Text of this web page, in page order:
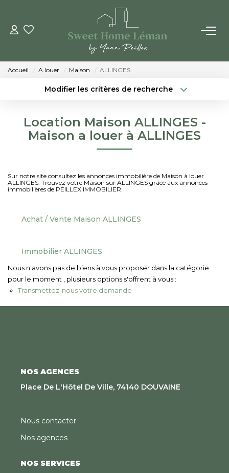
ACHETER
VENDRE
LES AGENCES
Notre Équipe
CONTACT
EN
Accueil A louer Maison ALLINGES
Modifier les critères de recherche
Surface min Budget max
Location Maison ALLINGES -
Maison a louer à ALLINGES
Sur notre site consultez les annonces immobilière de Maison à louer
ALLINGES. Trouvez votre Maison sur ALLINGES grâce aux annonces
immobilières de PEILLEX IMMOBILIER.
Achat / Vente Maison ALLINGES
Immobilier ALLINGES
Nous n'avons pas de biens à vous proposer dans la catégorie
pour le moment , plusieurs options s'offrent à vous :
Transmettez-nous votre demande
NOS AGENCES
Place De L'Hôtel De Ville, 74140 DOUVAINE
Nous contacter
Nos agences
NOS SERVICES